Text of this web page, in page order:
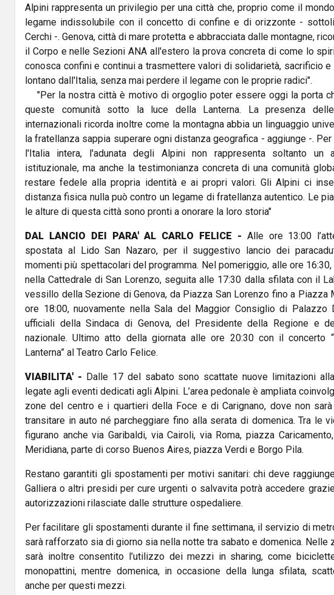
Alpini rappresenta un privilegio per una città che, proprio come il
legame indissolubile con il concetto di confine e di orizzonte -
Cerchi -. Genova, città di mare protetta e abbracciata dalle montagne,
il Corpo e nelle Sezioni ANA all'estero la prova concreta di come lo
conosca confini e continui a trasmettere valori di solidarietà, sacrificio e
lontano dall'Italia, senza mai perdere il legame con le proprie radici".
"Per la nostra città è motivo di orgoglio poter essere oggi la porta
queste comunità sotto la luce della Lanterna. La presenza
internazionali ricorda inoltre come la montagna abbia un linguaggio
la fratellanza sappia superare ogni distanza geografica - aggiunge -. Per
l'Italia intera, l'adunata degli Alpini non rappresenta soltanto un
istituzionale, ma anche la testimonianza concreta di una comunità
restare fedele alla propria identità e ai propri valori. Gli Alpini ci
distanza fisica nulla può contro un legame di fratellanza autentico. Le
le alture di questa città sono pronti a onorare la loro storia"
DAL LANCIO DEI PARA' AL CARLO FELICE - Alle ore 13:00
spostata al Lido San Nazaro, per il suggestivo lancio dei
momenti più spettacolari del programma. Nel pomeriggio, alle ore
nella Cattedrale di San Lorenzo, seguita alle 17:30 dalla sfilata con il
vessillo della Sezione di Genova, da Piazza San Lorenzo fino a Piazza
ore 18:00, nuovamente nella Sala del Maggior Consiglio di Palazzo
ufficiali della Sindaca di Genova, del Presidente della Regione e
nazionale. Ultimo atto della giornata alle ore 20:30 con il concerto
Lanterna” al Teatro Carlo Felice.
VIABILITA' - Dalle 17 del sabato sono scattate nuove limitazioni
legate agli eventi dedicati agli Alpini. L’area pedonale è ampliata
zone del centro e i quartieri della Foce e di Carignano, dove non
transitare in auto né parcheggiare fino alla serata di domenica. Tra le
figurano anche via Garibaldi, via Cairoli, via Roma, piazza
Meridiana, parte di corso Buenos Aires, piazza Verdi e Borgo Pila.
Restano garantiti gli spostamenti per motivi sanitari: chi deve
Galliera o altri presidi per cure urgenti o salvavita potrà accedere
autorizzazioni rilasciate dalle strutture ospedaliere.
Per facilitare gli spostamenti durante il fine settimana, il servizio di
sarà rafforzato sia di giorno sia nella notte tra sabato e domenica. Nelle
sarà inoltre consentito l’utilizzo dei mezzi in sharing, come
monopattini, mentre domenica, in occasione della lunga sfilata,
anche per questi mezzi.